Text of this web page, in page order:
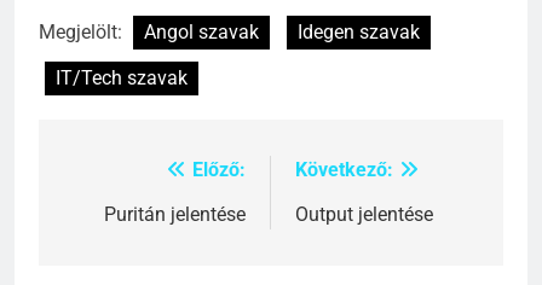
Megjelölt: Angol szavak
Idegen szavak
IT/Tech szavak
Bejegyzés
navigáció
Előző:
Puritán jelentése
Következő:
Output jelentése